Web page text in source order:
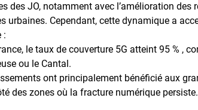
des JO, notamment avec l’amélioration
urbaines. Cependant, cette dynamique a
:
le taux de couverture 5G atteint 95 % ,
ou le Cantal.
ont principalement bénéficié aux
des zones où la fracture numérique persiste.